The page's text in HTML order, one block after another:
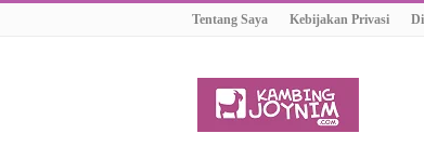
Tentang Saya Kebijakan Privasi